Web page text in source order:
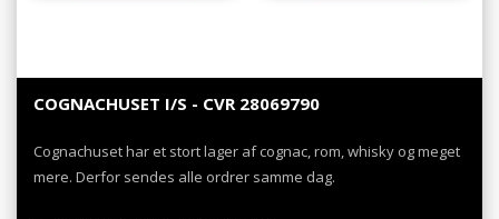
COGNACHUSET I/S - CVR 28069790
Cognachuset har et stort lager af cognac, rom, whisky og meget
mere. Derfor sendes alle ordrer samme dag.